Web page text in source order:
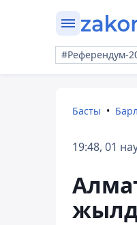
#Референдум-
Басты
19:48, 01